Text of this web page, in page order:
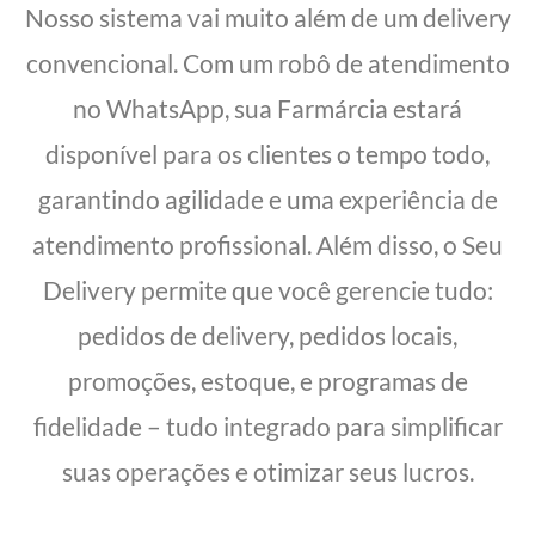
Nosso sistema vai muito além de um delivery
convencional. Com um robô de atendimento
no WhatsApp, sua Farmárcia estará
disponível para os clientes o tempo todo,
garantindo agilidade e uma experiência de
atendimento profissional. Além disso, o Seu
Delivery permite que você gerencie tudo:
pedidos de delivery, pedidos locais,
promoções, estoque, e programas de
fidelidade – tudo integrado para simplificar
suas operações e otimizar seus lucros.